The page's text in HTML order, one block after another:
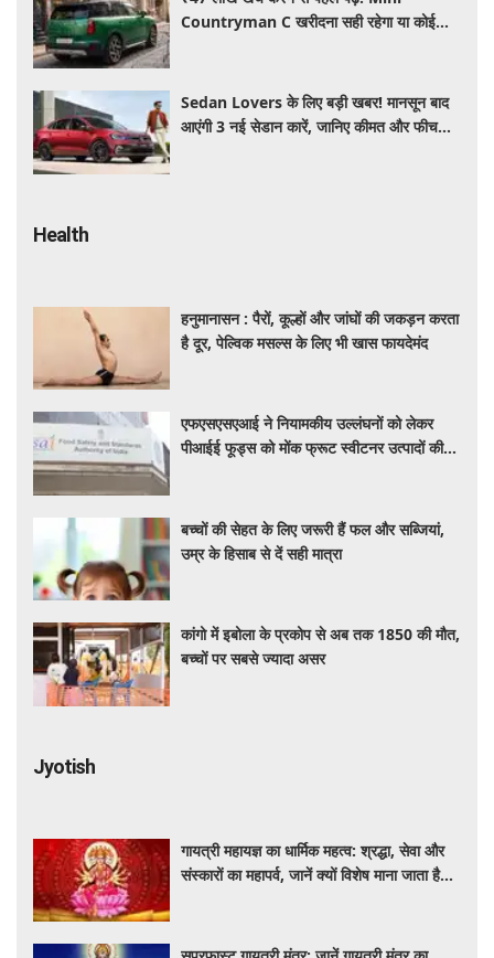
Countryman C खरीदना सही रहेगा या कोई
Sedan Lovers के लिए बड़ी खबर! मानसून बाद
आएंगी 3 नई सेडान कारें, जानिए कीमत और फीचर्स
Health
हनुमानासन : पैरों, कूल्हों और जांघों की जकड़न करता
है दूर, पेल्विक मसल्स के लिए भी खास फायदेमंद
एफएसएसएआई ने नियामकीय उल्लंघनों को लेकर
पीआईई फूड्स को मोंक फ्रूट स्वीटनर उत्पादों की
बच्चों की सेहत के लिए जरूरी हैं फल और सब्जियां,
उम्र के हिसाब से दें सही मात्रा
कांगो में इबोला के प्रकोप से अब तक 1850 की मौत,
बच्चों पर सबसे ज्यादा असर
Jyotish
गायत्री महायज्ञ का धार्मिक महत्व: श्रद्धा, सेवा और
संस्कारों का महापर्व, जानें क्यों विशेष माना जाता है